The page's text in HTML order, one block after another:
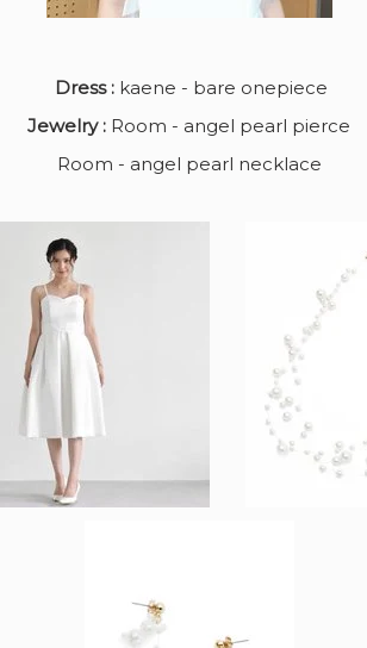
Dress : kaene - bare onepiece
Jewelry : Room - angel pearl pierce
Room - angel pearl necklace